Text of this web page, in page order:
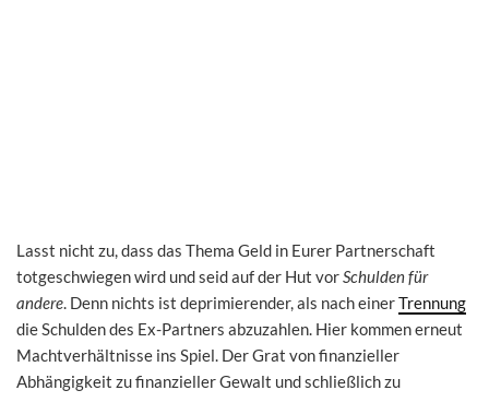
Lasst nicht zu, dass das Thema Geld in Eurer Partnerschaft
totgeschwiegen wird und seid auf der Hut vorSchulden für
andere. Denn nichts ist deprimierender, als nach einerTrennung
die Schulden des Ex-Partners abzuzahlen. Hier kommen erneut
Machtverhältnisse ins Spiel. Der Grat von finanzieller
Abhängigkeit zu finanzieller Gewalt und schließlich zu